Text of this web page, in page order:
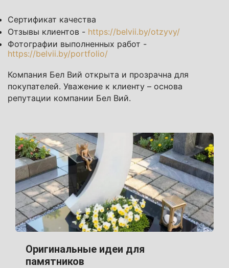
Сертификат качества
Отзывы клиентов - https://belvii.by/otzyvy/
Фотографии выполненных работ -
https://belvii.by/portfolio/
Компания Бел Вий открыта и прозрачна для
покупателей. Уважение к клиенту – основа
репутации компании Бел Вий.
Оригинальные идеи для
памятников